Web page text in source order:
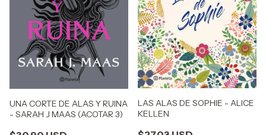
UNA CORTE DE ALAS Y RUINA
- SARAH J MAAS (ACOTAR 3)
LAS ALAS DE SOPHIE - ALICE
KELLEN